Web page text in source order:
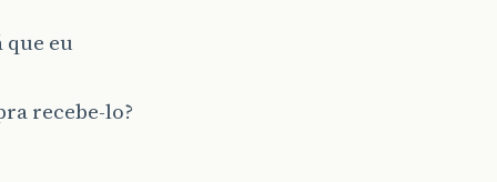
que eu
recebe-lo?